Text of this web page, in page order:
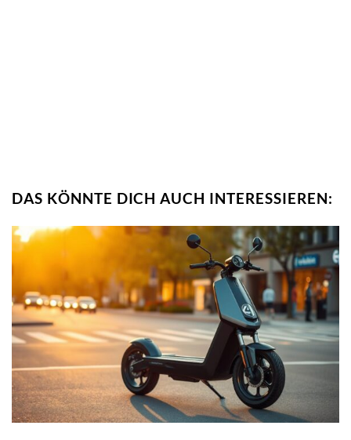
E-Scooter auf Rechnung für
Neukunden